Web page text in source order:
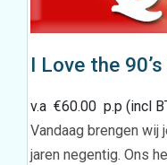
I Love the
v.a€60.00 p.p (incl
Vandaag brengen wij
jaren negentig. Ons